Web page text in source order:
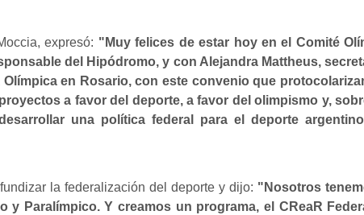
expresó: "Muy felices de estar hoy en el Comité
del Hipódromo, y con Alejandra Mattheus,
en Rosario, con este convenio que
a favor del deporte, a favor del olimpismo y,
una política federal para el deporte
la federalización del deporte y dijo: "Nosotros
Paralímpico. Y creamos un programa, el CReaR